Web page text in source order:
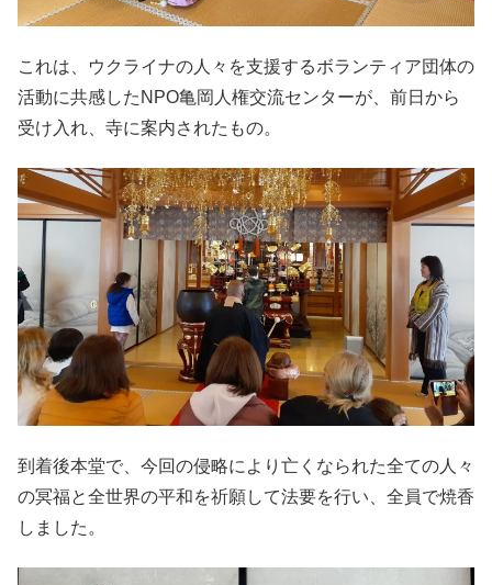
これは、ウクライナの人々を支援するボランティア団体の
活動に共感したNPO亀岡人権交流センターが、前日から
受け入れ、寺に案内されたもの。
到着後本堂で、今回の侵略により亡くなられた全ての人々
の冥福と全世界の平和を祈願して法要を行い、全員で焼香
しました。